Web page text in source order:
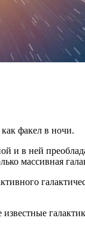
факел в ночи.
и в ней
массивная